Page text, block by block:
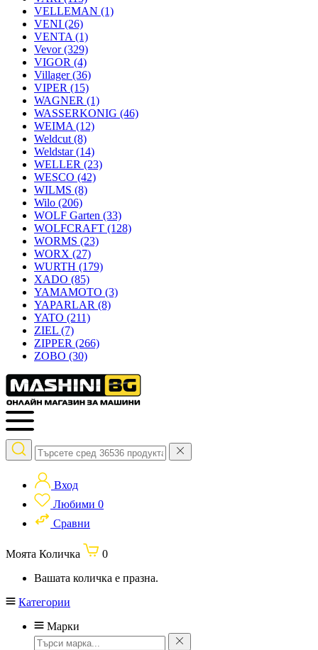
VELLEMAN (1)
VENI (26)
VENTA (1)
Vevor(329)
VIGOR (4)
Villager(36)
VIPER (15)
WAGNER (1)
WASSERKONIG (46)
WEIMA (12)
Weldcut (8)
Weldstar(14)
WELLER (23)
WESCO (42)
WILMS (8)
Wilo (206)
WOLF Garten (33)
WOLFCRAFT (128)
WORMS (23)
WORX (27)
WURTH (179)
XADO (85)
YAMAMOTO (3)
YAPARLAR (8)
YATO (211)
ZIEL (7)
ZIPPER (266)
ZOBO (30)
Вход
Любими 0
Сравни
Моята Количка
0
Вашата количка е празна.
Категории
Марки